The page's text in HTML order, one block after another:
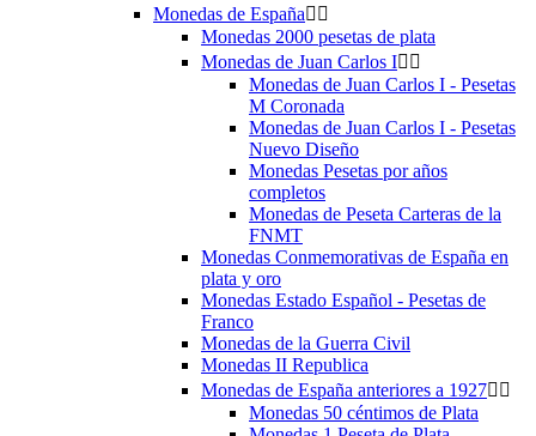
Monedas de España 
Monedas 2000 pesetas de plata
Monedas de Juan Carlos I 
Monedas de Juan Carlos I - Pesetas
M Coronada
Monedas de Juan Carlos I - Pesetas
Nuevo Diseño
Monedas Pesetas por años
completos
Monedas de Peseta Carteras de la
FNMT
Monedas Conmemorativas de España en
plata y oro
Monedas Estado Español - Pesetas de
Franco
Monedas de la Guerra Civil
Monedas II Republica
Monedas de España anteriores a 1927 
Monedas 50 céntimos de Plata